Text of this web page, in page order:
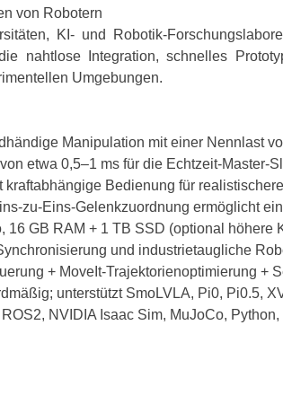
von Robotern
KI- und Robotik-
nahtlose Integration, schnelles
Umgebungen.
Manipulation mit einer Nennlast
etwa 0,5–1 ms für die Echtzeit-
kraftabhängige Bedienung für
zu-Eins-Gelenkzuordnung ermöglicht
16 GB RAM + 1 TB SSD (optional
und industrietaugliche
+ MoveIt-Trajektorienoptimierung +
unterstützt SmoLVLA, Pi0, Pi0.5,
NVIDIA Isaac Sim, MuJoCo, Python,